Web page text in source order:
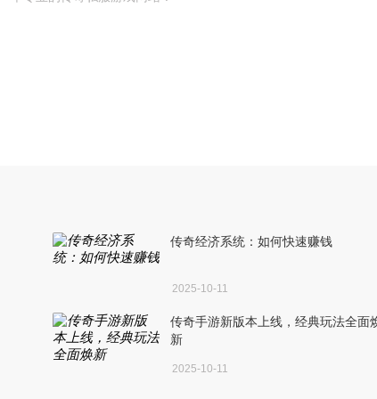
传奇经济系统：如何快速赚钱
2025-10-11
传奇手游新版本上线，经典玩法全面
新
2025-10-11